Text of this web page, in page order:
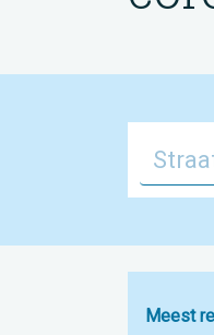
Meest